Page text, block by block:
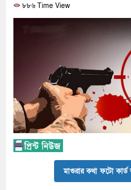
৮৮৬ Time View
মাগুরার কথা ফটো